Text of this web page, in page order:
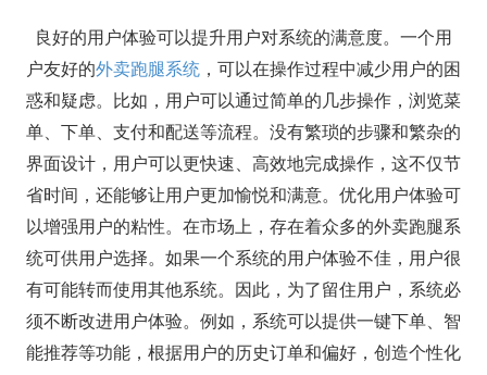
良好的用户体验可以提升用户对系统的满意度。一个用
户友好的外卖跑腿系统，可以在操作过程中减少用户的困
惑和疑虑。比如，用户可以通过简单的几步操作，浏览菜
单、下单、支付和配送等流程。没有繁琐的步骤和繁杂的
界面设计，用户可以更快速、高效地完成操作，这不仅节
省时间，还能够让用户更加愉悦和满意。优化用户体验可
以增强用户的粘性。在市场上，存在着众多的外卖跑腿系
统可供用户选择。如果一个系统的用户体验不佳，用户很
有可能转而使用其他系统。因此，为了留住用户，系统必
须不断改进用户体验。例如，系统可以提供一键下单、智
能推荐等功能，根据用户的历史订单和偏好，创造个性化